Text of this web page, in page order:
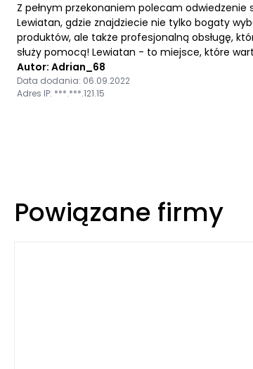
Z pełnym przekonaniem polecam odwiedzenie
Lewiatan, gdzie znajdziecie nie tylko bogaty
produktów, ale także profesjonalną obsługę,
służy pomocą! Lewiatan - to miejsce, które
Autor: Adrian_68
Data dodania: 06.09.2022
Adres IP: ***.***.121.15
Powiązane firmy